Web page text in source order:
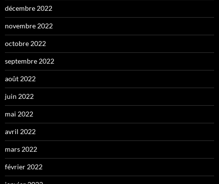
décembre 2022
novembre 2022
octobre 2022
septembre 2022
août 2022
juin 2022
mai 2022
avril 2022
mars 2022
février 2022